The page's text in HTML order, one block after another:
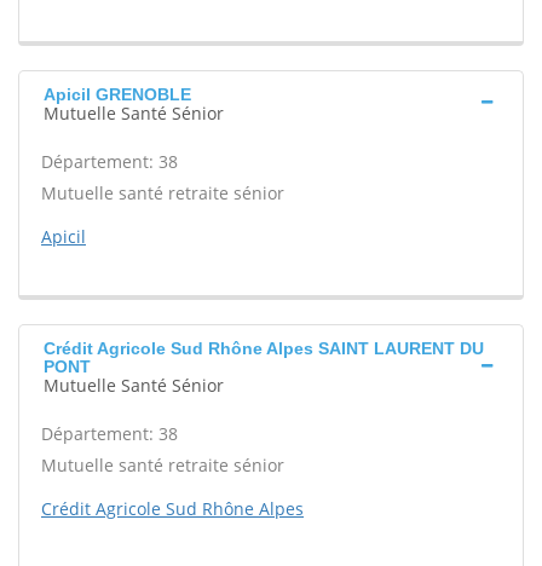
Apicil GRENOBLE
Mutuelle Santé Sénior
Département: 38
Mutuelle santé retraite sénior
Apicil
Crédit Agricole Sud Rhône Alpes SAINT LAURENT DU
PONT
Mutuelle Santé Sénior
Département: 38
Mutuelle santé retraite sénior
Crédit Agricole Sud Rhône Alpes